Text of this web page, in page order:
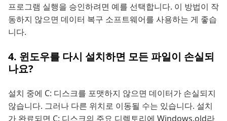
프로그램 실행을 승인하려면 예를 선택합니다. 이 방법이 작
동하지 않으면 데이터 복구 소프트웨어를 사용하는 게 좋습
니다.
4. 윈도우를 다시 설치하면 모든 파일이 손실되
나요?
설치 중에 C: 디스크를 포맷하지 않으면 데이터가 손실되지
않습니다. 그러나 다른 위치로 이동될 수는 있습니다. 설치
가 완료되면 C: 디스크의 주요 디렉토리에 Windows.old라